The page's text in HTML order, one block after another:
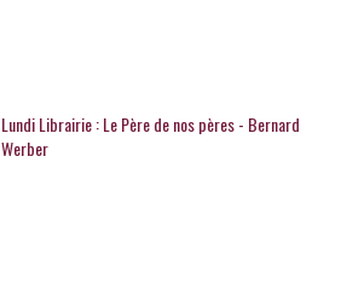
Lundi Librairie : Le Père de nos pères - Bernard
Werber